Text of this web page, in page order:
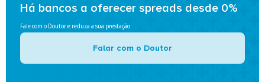
Há bancos a oferecer spreads desde 0%
Fale com o Doutor e reduza a sua prestação
Falar com o Doutor